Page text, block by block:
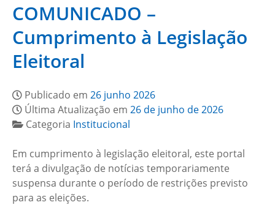
COMUNICADO –
Cumprimento à Legislação
Eleitoral
Publicado em 26 junho 2026
Última Atualização em 26 de junho de 2026
Categoria Institucional
Em cumprimento à legislação eleitoral, este portal
terá a divulgação de notícias temporariamente
suspensa durante o período de restrições previsto
para as eleições.